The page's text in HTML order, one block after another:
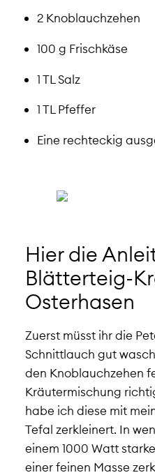
2 Knoblauchzehen
100 g Frischkäse
1 TL Salz
1 TL Pfeffer
Eine rechteckig
Hier die
Blätterteig-
Osterhasen
Zuerst müsst ihr die
Schnittlauch gut
den Knoblauchzehen
Kräutermischung
habe ich diese mit
Tefal zerkleinert. In
einem 1000 Watt
einer feinen Masse